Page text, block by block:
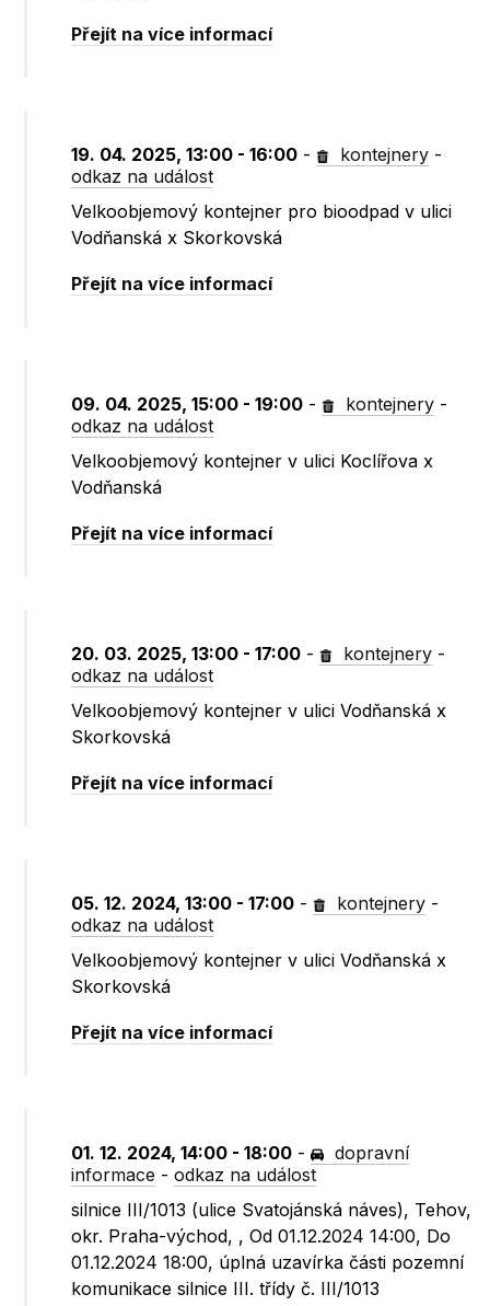
Přejít na více informací
19. 04. 2025, 13:00 - 16:00 - kontejnery -
odkaz na událost
Velkoobjemový kontejner pro bioodpad v ulici
Vodňanská x Skorkovská
Přejít na více informací
09. 04. 2025, 15:00 - 19:00 - kontejnery -
odkaz na událost
Velkoobjemový kontejner v ulici Koclířova x
Vodňanská
Přejít na více informací
20. 03. 2025, 13:00 - 17:00 - kontejnery -
odkaz na událost
Velkoobjemový kontejner v ulici Vodňanská x
Skorkovská
Přejít na více informací
05. 12. 2024, 13:00 - 17:00 - kontejnery -
odkaz na událost
Velkoobjemový kontejner v ulici Vodňanská x
Skorkovská
Přejít na více informací
01. 12. 2024, 14:00 - 18:00 -
dopravní
informace -odkaz na událost
silnice III/1013 (ulice Svatojánská náves), Tehov,
okr. Praha-východ, , Od 01.12.2024 14:00, Do
01.12.2024 18:00, úplná uzavírka části pozemní
komunikace silnice III. třídy č. III/1013